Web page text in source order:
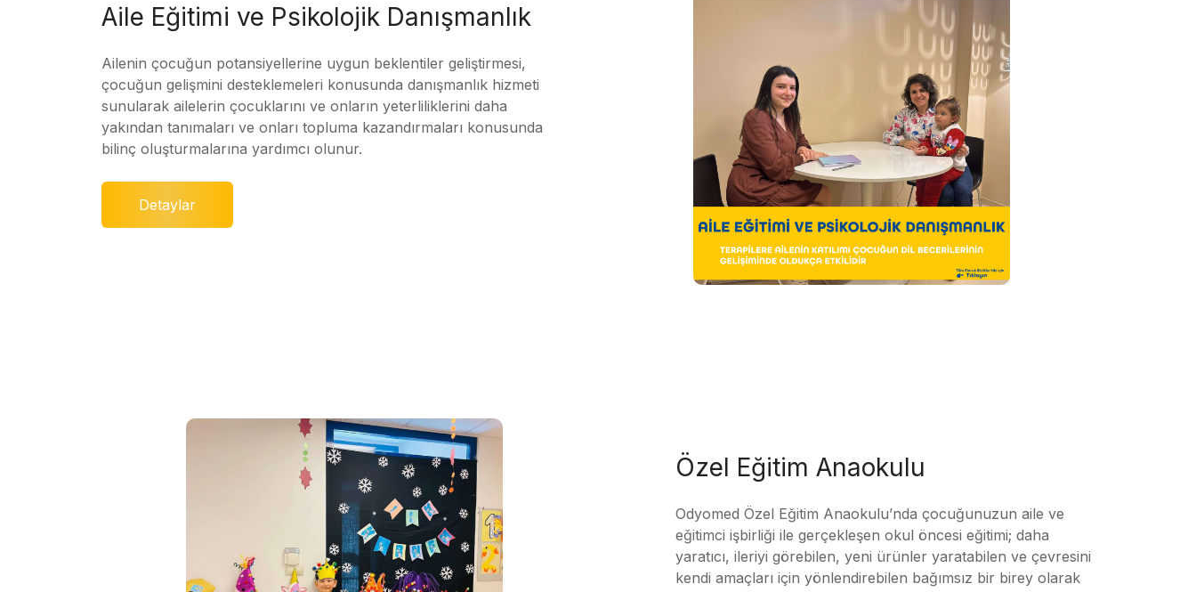
Aile Eğitimi ve Psikolojik Danışmanlık
Ailenin çocuğun potansiyellerine uygun beklentiler geliştirmesi,
çocuğun gelişmini desteklemeleri konusunda danışmanlık hizmeti
sunularak ailelerin çocuklarını ve onların yeterliliklerini daha
yakından tanımaları ve onları topluma kazandırmaları konusunda
bilinç oluşturmalarına yardımcı olunur.
Detaylar
Özel Eğitim Anaokulu
Odyomed Özel Eğitim Anaokulu’nda çocuğunuzun aile ve
eğitimci işbirliği ile gerçekleşen okul öncesi eğitimi; daha
yaratıcı, ileriyi görebilen, yeni ürünler yaratabilen ve çevresini
kendi amaçları için yönlendirebilen bağımsız bir birey olarak